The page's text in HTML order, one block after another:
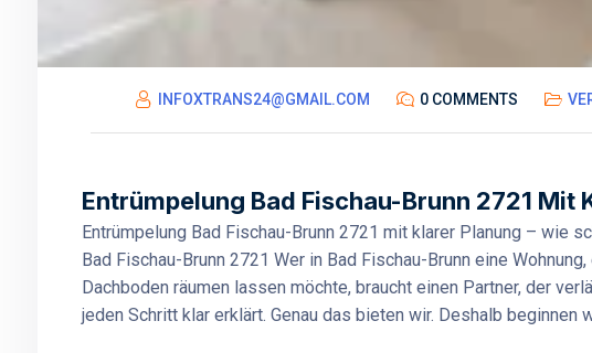
INFOXTRANS24@GMAIL.COM 0 COMMENTS
Entrümpelung Bad Fischau-Brunn 2721 Mit
Entrümpelung Bad Fischau-Brunn 2721 mit klarer Planung – wie
Bad Fischau-Brunn 2721 Wer in Bad Fischau-Brunn eine
Dachboden räumen lassen möchte, braucht einen Partner, der
jeden Schritt klar erklärt. Genau das bieten wir. Deshalb beginnen